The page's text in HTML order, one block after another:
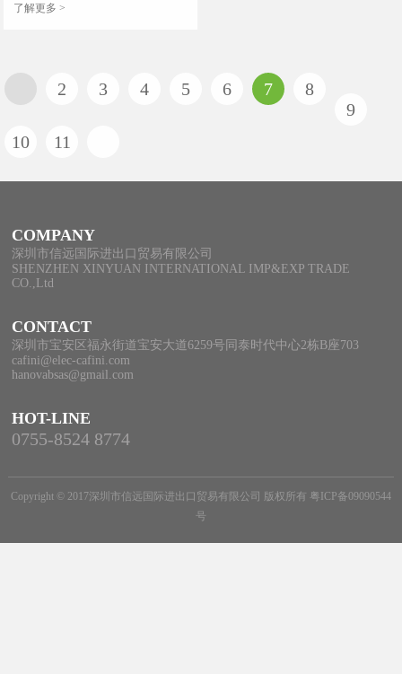
了解更多 >
2 3 4 5 6 7
8
9
10
11
COMPANY
深圳市信远国际进出口贸易有限公司
SHENZHEN XINYUAN INTERNATIONAL IMP&EXP TRADE
CO.,Ltd
CONTACT
深圳市宝安区福永街道宝安大道6259号同泰时代中心2栋B座703
cafini@elec-cafini.com
hanovabsas@gmail.com
HOT-LINE
0755-8524 8774
Copyright © 2017深圳市信远国际进出口贸易有限公司 版权所有 粤ICP备09090544
号